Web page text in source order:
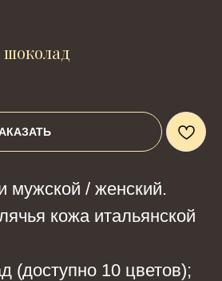
мужской / женский.
кожа итальянской
(доступно 10 цветов);